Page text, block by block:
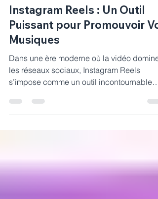
9 févr. 2025 2 min de lecture
Instagram Reels : Un Outil
Puissant pour Promouvoir